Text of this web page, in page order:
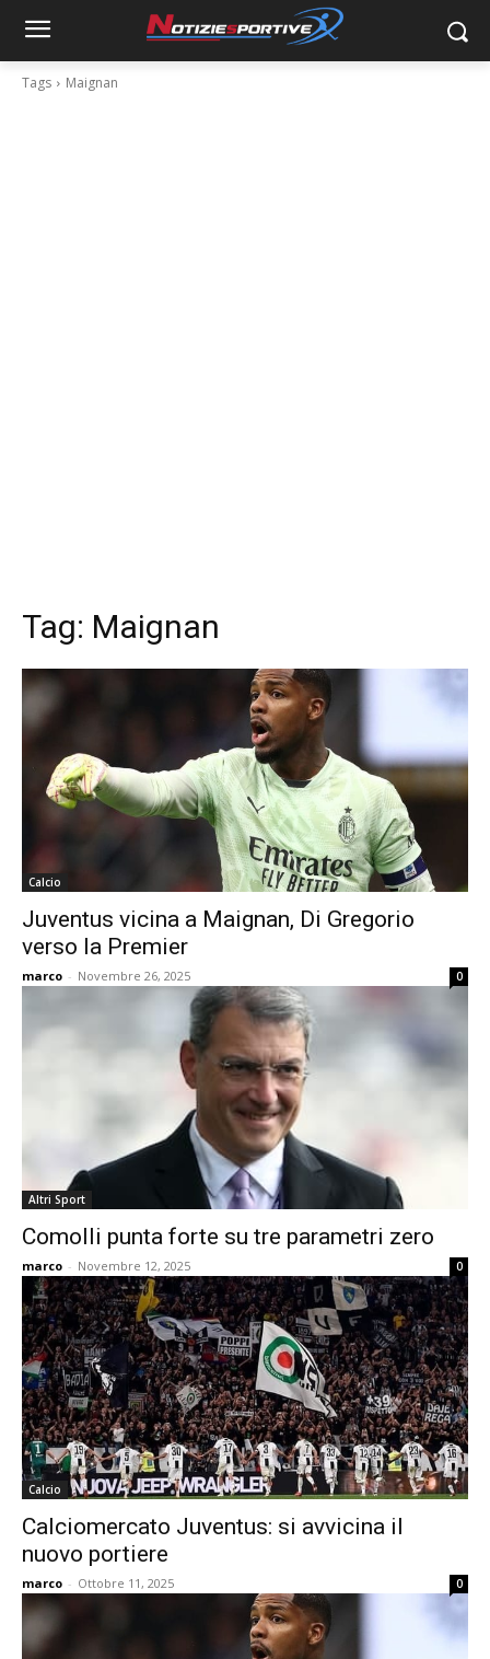
Tags Maignan
Tag: Maignan
Calcio
Juventus vicina a Maignan, Di Gregorio
verso la Premier
marco - Novembre 26, 2025 0
Altri Sport
Comolli punta forte su tre parametri zero
marco - Novembre 12, 2025 0
Calcio
Calciomercato Juventus: si avvicina il
nuovo portiere
marco - Ottobre 11, 2025 0